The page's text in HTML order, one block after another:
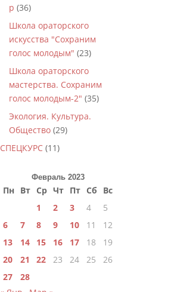
р (36)
Школа ораторского
искусства "Сохраним
голос молодым" (23)
Школа ораторского
мастерства. Сохраним
голос молодым-2" (35)
Экология. Культура.
Общество (29)
СПЕЦКУРС (11)
Февраль 2023
Пн Вт Ср Чт Пт Сб
Вс
1
2 3 4
5
6
7 8 9 10 11
12
13
14 15 16 17 18
19
20
21 22 23 24 25
26
27
28